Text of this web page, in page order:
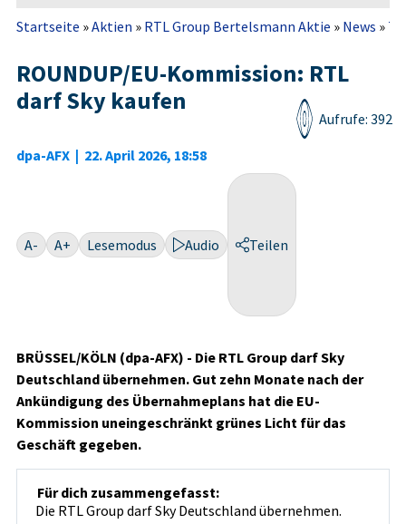
Startseite »Aktien » RTL Group Bertelsmann Aktie » News »
ROUNDUP/EU-Kommission: RTL
darf Sky kaufen
dpa-AFX | 22. April 2026, 18:58
Aufrufe: 392
A- A+ Lesemodus Audio Teilen
BRÜSSEL/KÖLN (dpa-AFX) - Die RTL Group darf Sky
Deutschland übernehmen. Gut zehn Monate nach der
Ankündigung des Übernahmeplans hat die EU-
Kommission uneingeschränkt grünes Licht für das
Geschäft gegeben.
Für dich zusammengefasst:
Die RTL Group darf Sky Deutschland übernehmen.